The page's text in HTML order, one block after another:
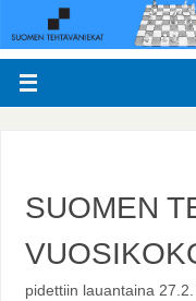
SUOMEN
pidettiin lauantaina